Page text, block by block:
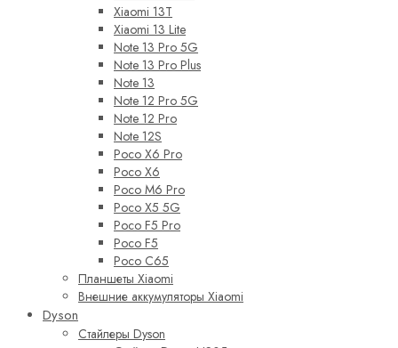
Xiaomi 13T
Xiaomi 13 Lite
Note 13 Pro 5G
Note 13 Pro Plus
Note 13
Note 12 Pro 5G
Note 12 Pro
Note 12S
Poco X6 Pro
Poco X6
Poco M6 Pro
Poco X5 5G
Poco F5 Pro
Poco F5
Poco C65
Планшеты Xiaomi
Внешние аккумуляторы Xiaomi
Dyson
Стайлеры Dyson